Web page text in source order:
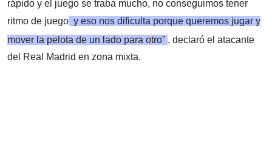
rápido y el juego se traba mucho, no conseguimos tener
ritmo de juego y eso nos dificulta porque queremos jugar y
mover la pelota de un lado para otro” , declaró el atacante
del Real Madrid en zona mixta.